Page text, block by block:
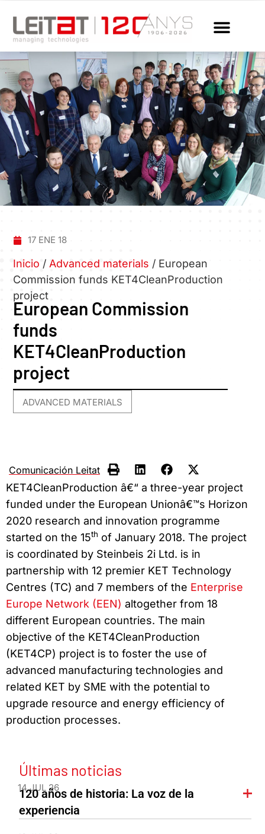
17 ENE 18
Inicio / Advanced materials / European
Commission funds KET4CleanProduction
project
European Commission
funds
KET4CleanProduction
project
ADVANCED MATERIALS
Comunicación Leitat
KET4CleanProduction â€“ a three-year project
funded under the European Unionâ€™s Horizon
2020 research and innovation programme
started on the 15th of January 2018. The project
is coordinated by Steinbeis 2i Ltd. is in
partnership with 12 premier KET Technology
Centres (TC) and 7 members of the Enterprise
Europe Network (EEN) altogether from 18
different European countries. The main
objective of the KET4CleanProduction
(KET4CP) project is to foster the use of
advanced manufacturing technologies and
related KET by SME with the potential to
upgrade resource and energy efficiency of
production processes.
Últimas noticias
14 JUL 26
120 años de historia: La voz de la
experiencia